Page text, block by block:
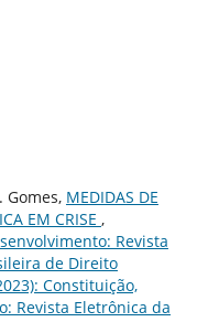
Gomes, MEDIDAS DE
EM CRISE ,
Revista
de Direito
Constituição,
Revista Eletrônica da